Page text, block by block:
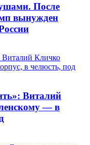
После
вынужден
Виталий
— в